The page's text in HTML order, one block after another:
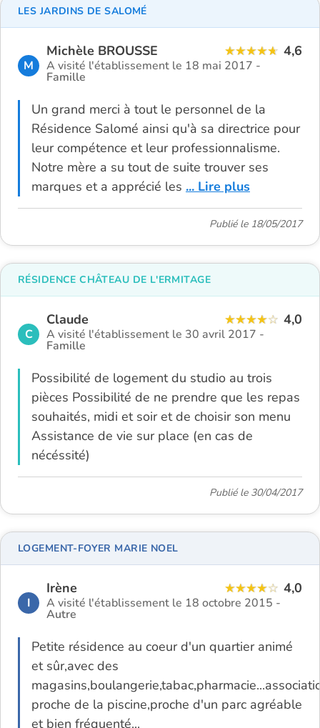
M
Michèle BROUSSE 4,6
A visité l'établissement le 18 mai 2017 -
Famille
Un grand merci à tout le personnel de la
Résidence Salomé ainsi qu'à sa directrice pour
leur compétence et leur professionnalisme.
Notre mère a su tout de suite trouver ses
marques et a apprécié les ... Lire plus
LES JARDINS DE SALOMÉ
Publié le 18/05/2017
C
Claude 4,0
A visité l'établissement le 30 avril 2017 -
Famille
Possibilité de logement du studio au trois
pièces Possibilité de ne prendre que les repas
souhaités, midi et soir et de choisir son menu
Assistance de vie sur place (en cas de
nécéssité)
RÉSIDENCE CHÂTEAU DE L'ERMITAGE
Publié le 30/04/2017
I
Irène 4,0
A visité l'établissement le 18 octobre 2015 -
Autre
Petite résidence au coeur d'un quartier animé
et sûr,avec des
proche de la piscine,proche d'un parc agréable
et bien fréquenté...
LOGEMENT-FOYER MARIE NOEL